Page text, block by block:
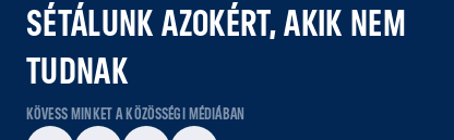
SÉTÁLUNK AZOKÉRT, AKIK NEM
TUDNAK
KÖVESS MINKET A KÖZÖSSÉGI MÉDIÁBAN